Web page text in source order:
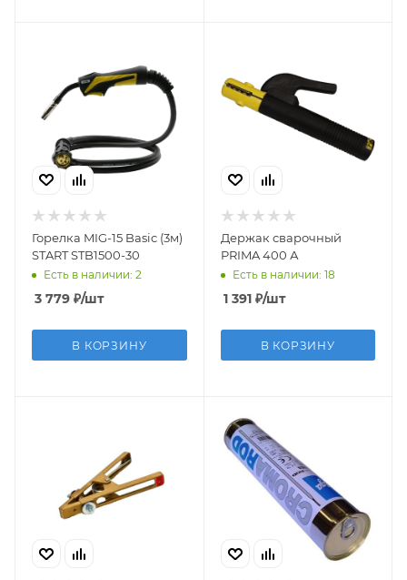
Горелка MIG-15 Basic (3м)
START STB1500-30
Есть в наличии: 2
3 779 ₽/шт
В КОРЗИНУ
Держак сварочный
PRIMA 400 А
Есть в наличии: 18
1 391₽/шт
В КОРЗИНУ